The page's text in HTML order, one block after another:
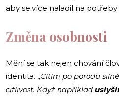
aby se více naladil na potřeby
Změna osobnosti
Mění se tak nejen chování
identita. „Cítím po porodu
citlivost. Když například